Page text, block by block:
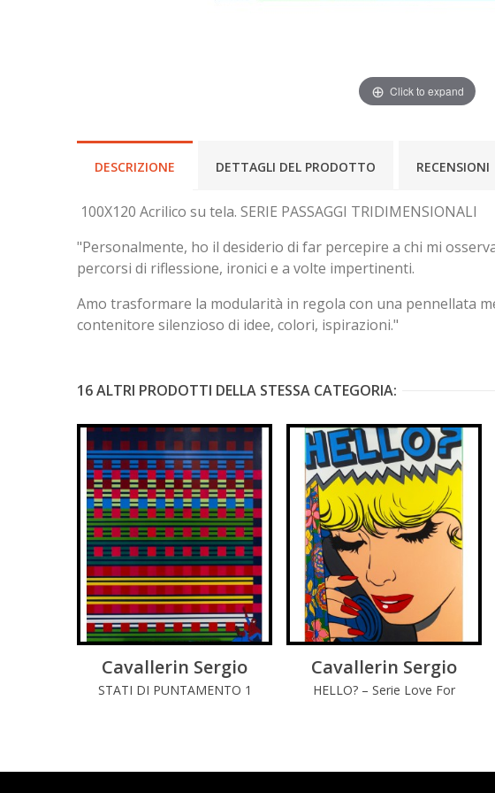
Click to expand
DESCRIZIONE DETTAGLI DEL PRODOTTO RECENSIONI
100X120 Acrilico su tela. SERIE PASSAGGI TRIDIMENSIONALI
"Personalmente, ho il desiderio di far percepire a chi mi
percorsi di riflessione, ironici e a volte impertinenti.
Amo trasformare la modularità in regola con una pennellata
contenitore silenzioso di idee, colori, ispirazioni."
16 ALTRI PRODOTTI DELLA STESSA CATEGORIA:
LEGGI DI PIÚ
Cavallerin Sergio
STATI DI PUNTAMENTO 1
LEGGI DI PIÚ
Cavallerin Sergio
HELLO? – Serie Love For